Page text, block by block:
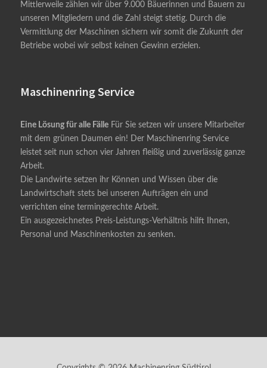
Mittlerweile zählen wir über 9.000 Bäuerinnen und Bauern zu
unseren Mitgliedern und die Zahl steigt stetig. Durch die
Vermittlung der Maschinen sichern wir somit die Zukunft der
Betriebe wobei wir selbst keinen Gewinn erzielen.
Maschinenring Service
Eine Lösung für alle Fälle Für Sie setzen wir unsere Mitarbeiter
mit dem grünen Daumen ein! Der Maschinenring Service
leistet seit nun schon vier Jahren fleißig und zuverlässig ganze
Arbeit.
Die Landwirte setzen ihr Können und Wissen über die
Landwirtschaft stets bei unseren Aufträgen ein und
verrichten eine termingerechte Arbeit.
Ein ausgezeichnetes Preis-Leistungs-Verhältnis hilft Ihnen,
Personal und Maschinenkosten zu senken.